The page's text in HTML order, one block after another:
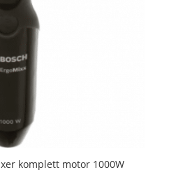
komplett motor 1000W